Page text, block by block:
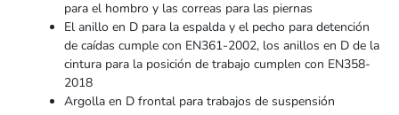
para el hombro y las correas para las piernas
El anillo en D para la espalda y el pecho para detención
de caídas cumple con EN361-2002, los anillos en D de la
cintura para la posición de trabajo cumplen con EN358-
2018
Argolla en D frontal para trabajos de suspensión